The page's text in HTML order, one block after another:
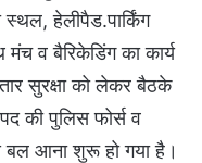
हेलीपैड.पार्किंग
व बैरिकेडिंग का कार्य
सुरक्षा को लेकर बैठके
की पुलिस फोर्स व
बल आना शुरू हो गया है।